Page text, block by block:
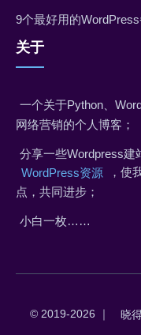
9个最好用的
关于
一个关于Python、
网络营销的个人博客；
分享一些Wordpress建
WordPress资源
，使
点，共同进步；
小白一枚……
© 2019-2026 ｜ 晓